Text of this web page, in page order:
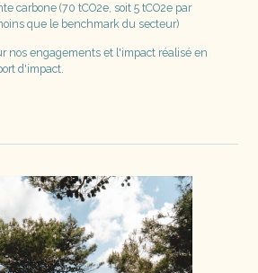
carbone (70 tCO2e, soit 5 tCO2e par
que le benchmark du secteur)
nos engagements et l'impact réalisé en
d'impact.